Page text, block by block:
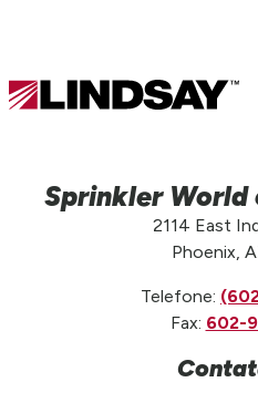
Lindsay.
Sprinkler World
2114 East
Phoenix,
Telefone:
Fax: 602-